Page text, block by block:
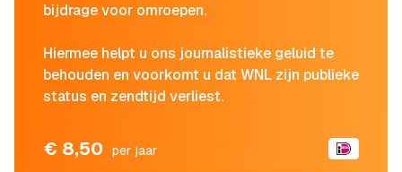
bijdrage voor omroepen.
Hiermee helpt u ons journalistieke geluid te
behouden en voorkomt u dat WNL zijn publieke
status en zendtijd verliest.
€ 8,50 per jaar